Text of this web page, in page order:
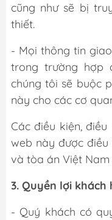
cũng như sẽ bị
thiết.
- Mọi thông tin
trong trường hợp
chúng tôi sẽ buộc
này cho các cơ
Các điều kiện,
web này được
và tòa án Việt
3. Quyền lợi khách
- Quý khách có